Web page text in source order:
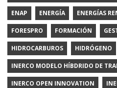
ENAP ENERGÍA ENERGÍAS
FORESPRO FORMACIÓN
HIDROCARBUROS HIDRÓGENO
INERCO MODELO HÍBDRIDO DE
INERCO OPEN INNOVATION